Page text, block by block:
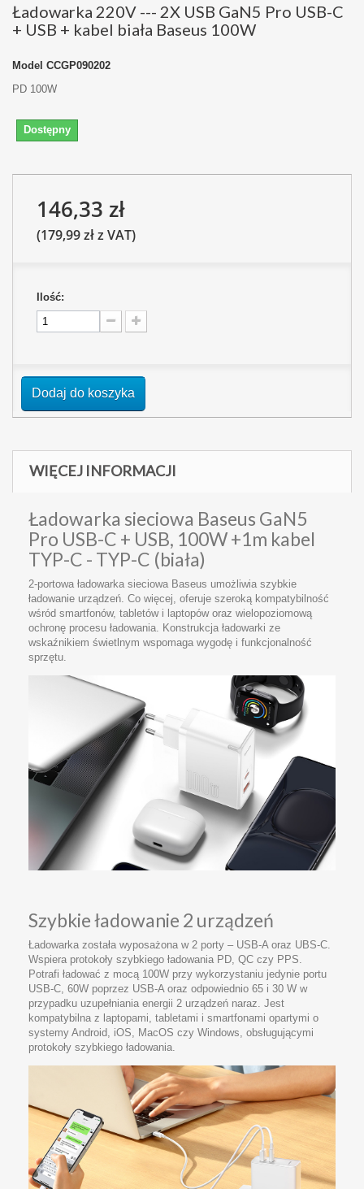
Ładowarka 220V --- 2X USB GaN5 Pro USB-C
+ USB + kabel biała Baseus 100W
Model CCGP090202
PD 100W
Dostępny
146,33 zł
(179,99 zł z VAT)
Ilość:
Dodaj do koszyka
WIĘCEJ INFORMACJI
Ładowarka sieciowa Baseus GaN5
Pro USB-C + USB, 100W +1m kabel
TYP-C - TYP-C (biała)
2-portowa ładowarka sieciowa Baseus umożliwia szybkie
ładowanie urządzeń. Co więcej, oferuje szeroką kompatybilność
wśród smartfonów, tabletów i laptopów oraz wielopoziomową
ochronę procesu ładowania. Konstrukcja ładowarki ze
wskaźnikiem świetlnym wspomaga wygodę i funkcjonalność
sprzętu.
Szybkie ładowanie 2 urządzeń
Ładowarka została wyposażona w 2 porty – USB-A oraz UBS-C.
Wspiera protokoły szybkiego ładowania PD, QC czy PPS.
Potrafi ładować z mocą 100W przy wykorzystaniu jedynie portu
USB-C, 60W poprzez USB-A oraz odpowiednio 65 i 30 W w
przypadku uzupełniania energii 2 urządzeń naraz. Jest
kompatybilna z laptopami, tabletami i smartfonami opartymi o
systemy Android, iOS, MacOS czy Windows, obsługującymi
protokoły szybkiego ładowania.